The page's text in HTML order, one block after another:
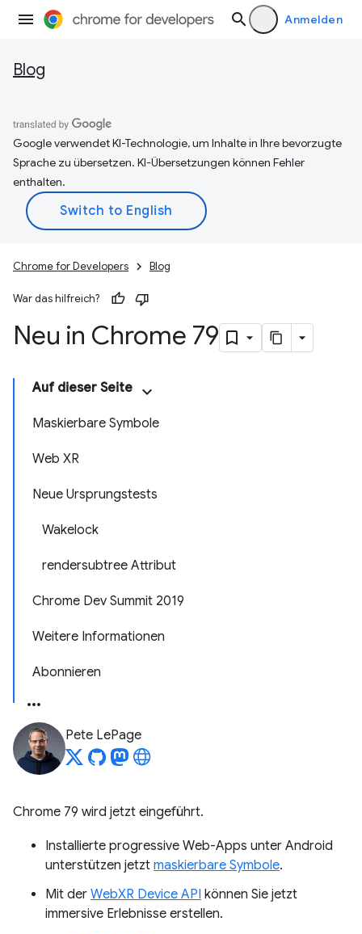
Anmelden
Blog
Google verwendet KI-Technologie, um Inhalte in Ihre bevorzugte
Sprache zu übersetzen. KI-Übersetzungen können Fehler
enthalten.
Chrome for Developers Blog
War das hilfreich?
Neu in Chrome 79
Auf dieser Seite
Maskierbare Symbole
Web XR
Neue Ursprungstests
Wakelock
rendersubtree Attribut
Chrome Dev Summit 2019
Weitere Informationen
Abonnieren
Pete LePage
Chrome 79 wird jetzt eingeführt.
Installierte progressive Web-Apps unter Android
unterstützen jetzt maskierbare Symbole.
Mit der WebXR Device API können Sie jetzt
immersive Erlebnisse erstellen.